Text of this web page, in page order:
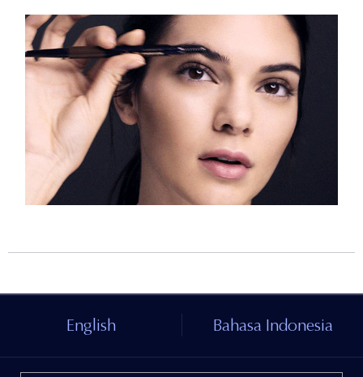
English Bahasa Indonesia